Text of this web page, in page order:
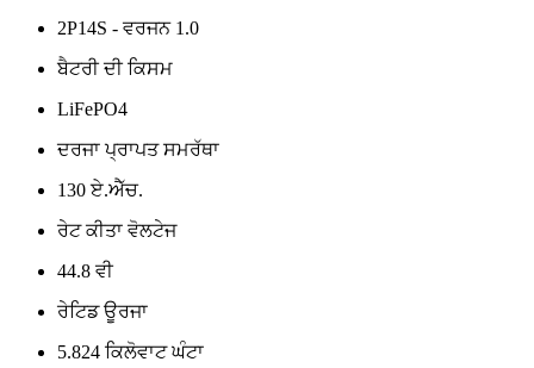
2P14S - ਵਰਜਨ 1.0
ਬੈਟਰੀ ਦੀ ਕਿਸਮ
LiFePO4
ਦਰਜਾ ਪ੍ਰਾਪਤ ਸਮਰੱਥਾ
130 ਏ.ਐੱਚ.
ਰੇਟ ਕੀਤਾ ਵੋਲਟੇਜ
44.8 ਵੀ
ਰੇਟਿਡ ਊਰਜਾ
5.824 ਕਿਲੋਵਾਟ ਘੰਟਾ